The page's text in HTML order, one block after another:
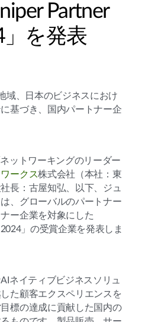
Partner
」を発表
域、日本のビジネスにおけ
基づき、国内パートナー企
ットワーキングのリーダー
ークス株式会社（本社：東
長：古屋知弘、以下、ジュ
、グローバルのパートナー
ー企業を対象にした
」の受賞企業を発表しま
ネイティブビジネスソリュ
た顧客エクスペリエンスを
標の達成に貢献した国内の